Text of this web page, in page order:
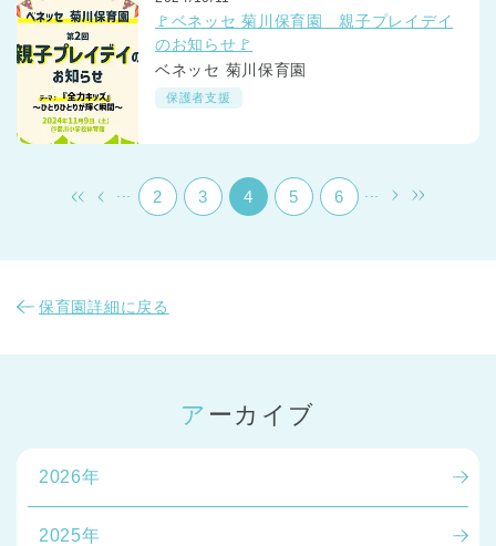
千葉県 千葉県 全域
埼玉県
🚩ベネッセ 菊川保育園 親子プレイデイ
のお知らせ🚩
ベネッセ 菊川保育園
保護者支援
2 3 4 5 6
保育園詳細に戻る
アーカイブ
2026年
2025年